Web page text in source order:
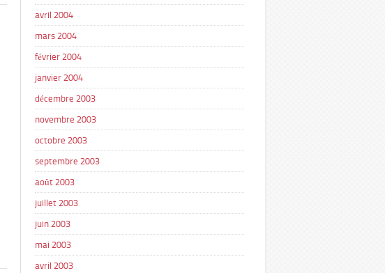
avril 2004
mars 2004
février 2004
janvier 2004
décembre 2003
novembre 2003
octobre 2003
septembre 2003
août 2003
juillet 2003
juin 2003
mai 2003
avril 2003